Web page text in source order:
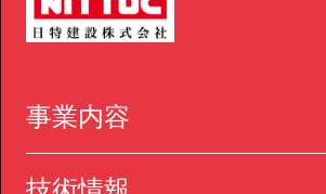
事業内容